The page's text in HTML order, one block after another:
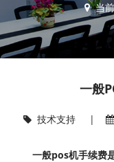
当
一般
技术支持|
一般pos机手续费